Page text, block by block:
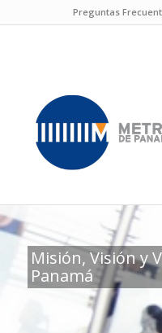
Preguntas
Misión, Visión y
Panamá